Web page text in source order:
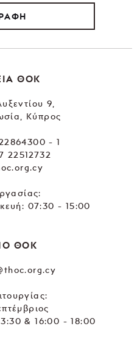
ΘΟΚ
9,
Κύπρος
- 1
22512732
07:30 - 15:00
ΘΟΚ
& 16:00 - 18:00